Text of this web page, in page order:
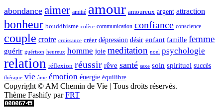
abondance aimer amitié amour amoureux argent attraction
bonheur bouddhisme colère communication confiance conscience
couple croire croissance créer dépression désir enfant famille femme
guérir guérison heureux homme joie meditation noel psychologie
relation réflexion réussir rêve santé sexe soin spirituel succès
thérapie vie âme émotion énergie équilibre
Copyright © AM Chemin de Vie | Tous droits réservés.
Thème Fashify parFRT